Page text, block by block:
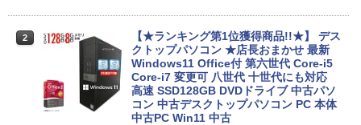
第7世代 | Core i5 7200U 2.5(～最大3.1)
GHz | MEM:8GB | HDD:500GB | DVDマ
ルチ | 無線LAN:あり | テンキー | Win11P
ro64Bit | ACアダプター付属
￥9,980
2
【★ランキング第1位獲得商品!!★】 デス
クトップパソコン ★店長おまかせ 最新
Windows11 Office付 第六世代 Core-i5
Core-i7 変更可 八世代 十世代にも対応
高速 SSD128GB DVDドライブ 中古パソ
コン 中古デスクトップパソコン PC 本体
中古PC Win11 中古